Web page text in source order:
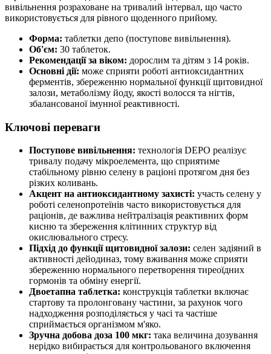
вивільнення розраховане на тривалий інтервал, що часто
використовується для рівного щоденного прийому.
Форма: таблетки депо (поступове вивільнення).
Об'єм: 30 таблеток.
Рекомендації за віком: дорослим та дітям з 14 років.
Основні дії: може сприяти роботі антиоксидантних
ферментів, збереженню нормальної функції щитовидної
залози, метаболізму йоду, якості волосся та нігтів,
збалансованої імунної реактивності.
Ключові переваги
Поступове вивільнення: технологія DEPO реалізує
тривалу подачу мікроелемента, що сприятиме
стабільному рівню селену в раціоні протягом дня без
різких коливань.
Акцент на антиоксидантному захисті: участь селену у
роботі селенопротеїнів часто використовується для
раціонів, де важлива нейтралізація реактивних форм
кисню та збереження клітинних структур від
окислювального стресу.
Підхід до функції щитовидної залози: селен задіяний в
активності дейодиназ, тому вживання може сприяти
збереженню нормального перетворення тиреоїдних
гормонів та обміну енергії.
Двоетапна таблетка: конструкція таблетки включає
стартову та пролонговану частини, за рахунок чого
надходження розподіляється у часі та частіше
сприймається організмом м'яко.
Зручна добова доза 100 мкг: така величина дозування
нерідко вибирається для контрольованого включення